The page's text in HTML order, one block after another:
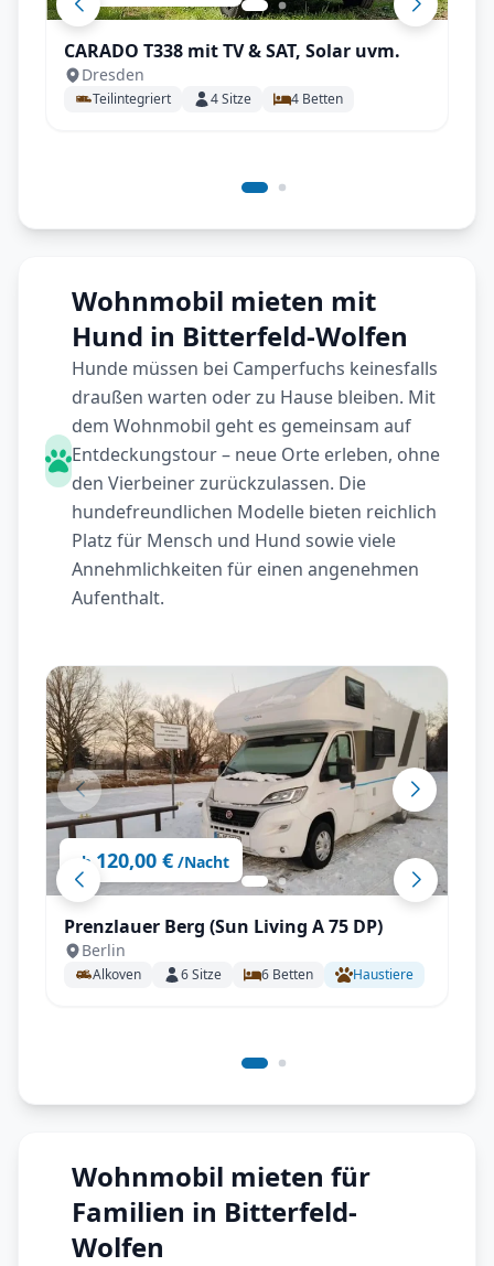
CARADO T338 mit TV & SAT, Solar uvm.
Dresden
Teilintegriert 4Sitze 4 Betten
Wohnmobil mieten mit
Hund in Bitterfeld-Wolfen
Hunde müssen bei Camperfuchs keinesfalls
draußen warten oder zu Hause bleiben. Mit
dem Wohnmobil geht es gemeinsam auf
Entdeckungstour – neue Orte erleben, ohne
den Vierbeiner zurückzulassen. Die
hundefreundlichen Modelle bieten reichlich
Platz für Mensch und Hund sowie viele
Annehmlichkeiten für einen angenehmen
Aufenthalt.
ab 120,00 € /Nacht
Prenzlauer Berg (Sun Living A 75 DP)
Berlin
Alkoven 6Sitze 6 Betten Haustiere
Wohnmobil mieten für
Familien in Bitterfeld-
Wolfen